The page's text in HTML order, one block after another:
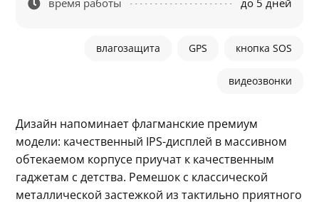
время работы
до 5 дней
влагозащита GPS кнопка SOS
видеозвонки
Дизайн напоминает флагманские премиум
модели: качественный IPS-дисплей в массивном
обтекаемом корпусе приучат к качественным
гаджетам с детства. Ремешок с классической
металлической застежкой из тактильно приятного